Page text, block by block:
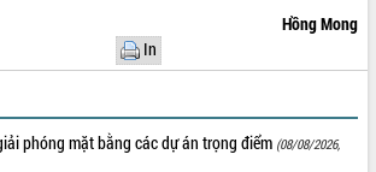
Hồng Mong
In
phóng mặt bằng các dự án trọng điểm (08/08/2026,